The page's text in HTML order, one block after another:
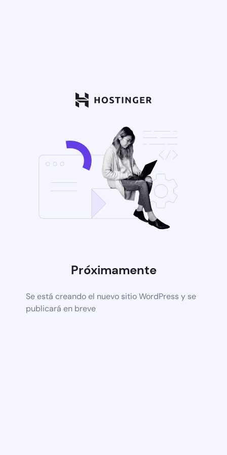
Próximamente
Se está creando el nuevo sitio WordPress y se
publicará en breve